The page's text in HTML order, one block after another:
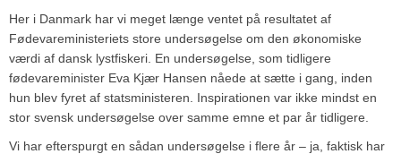
Her i Danmark har vi meget længe ventet på resultatet af
Fødevareministeriets store undersøgelse om den økonomiske
værdi af dansk lystfiskeri. En undersøgelse, som tidligere
fødevareminister Eva Kjær Hansen nåede at sætte i gang, inden
hun blev fyret af statsministeren. Inspirationen var ikke mindst en
stor svensk undersøgelse over samme emne et par år tidligere.
Vi har efterspurgt en sådan undersøgelse i flere år – ja, faktisk har